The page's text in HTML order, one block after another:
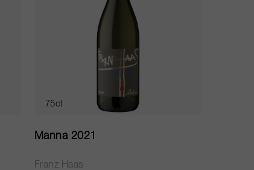
75cl
Manna 2021
Franz Haas